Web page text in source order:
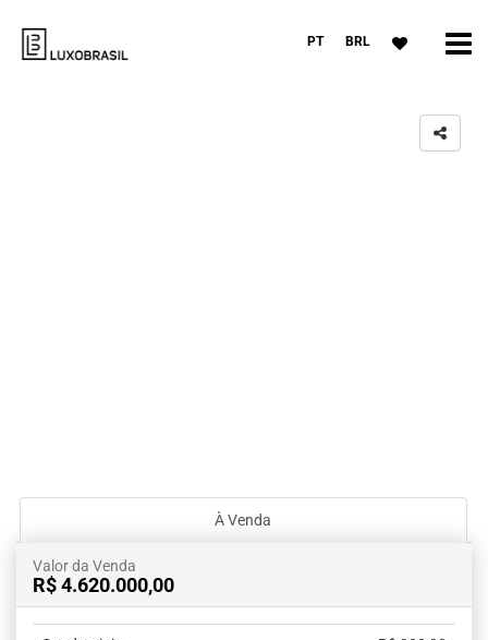
PT BRL
À Venda
Valor da Venda
R$ 4.620.000,00